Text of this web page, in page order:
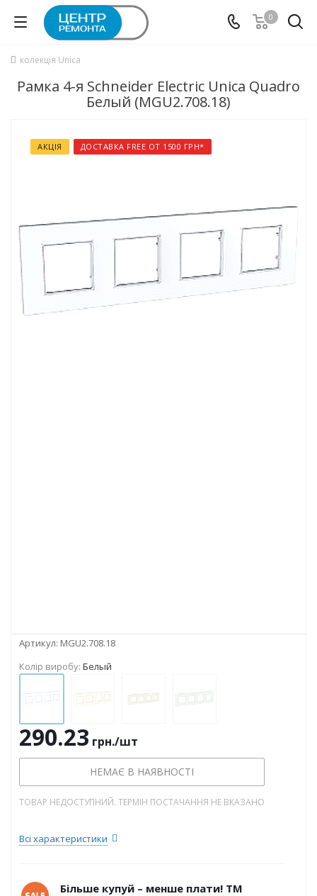
0
колекція Unica
Рамка 4-я Schneider Electric Unica Quadro
Белый (MGU2.708.18)
АКЦІЯ ДОСТАВКА FREE ОТ 1500 ГРН*
Артикул: MGU2.708.18
Колір виробу: Белый
290.23 грн./шт
НЕМАЄ В НАЯВНОСТІ
ТОВАР НЕДОСТУПНИЙ. ТЕРМІН ПОСТАЧАННЯ НЕ ВКАЗАНО
Всі характеристики
Більше купуй – менше плати! ТМ